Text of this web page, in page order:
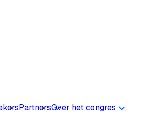
PartnersOver het congres